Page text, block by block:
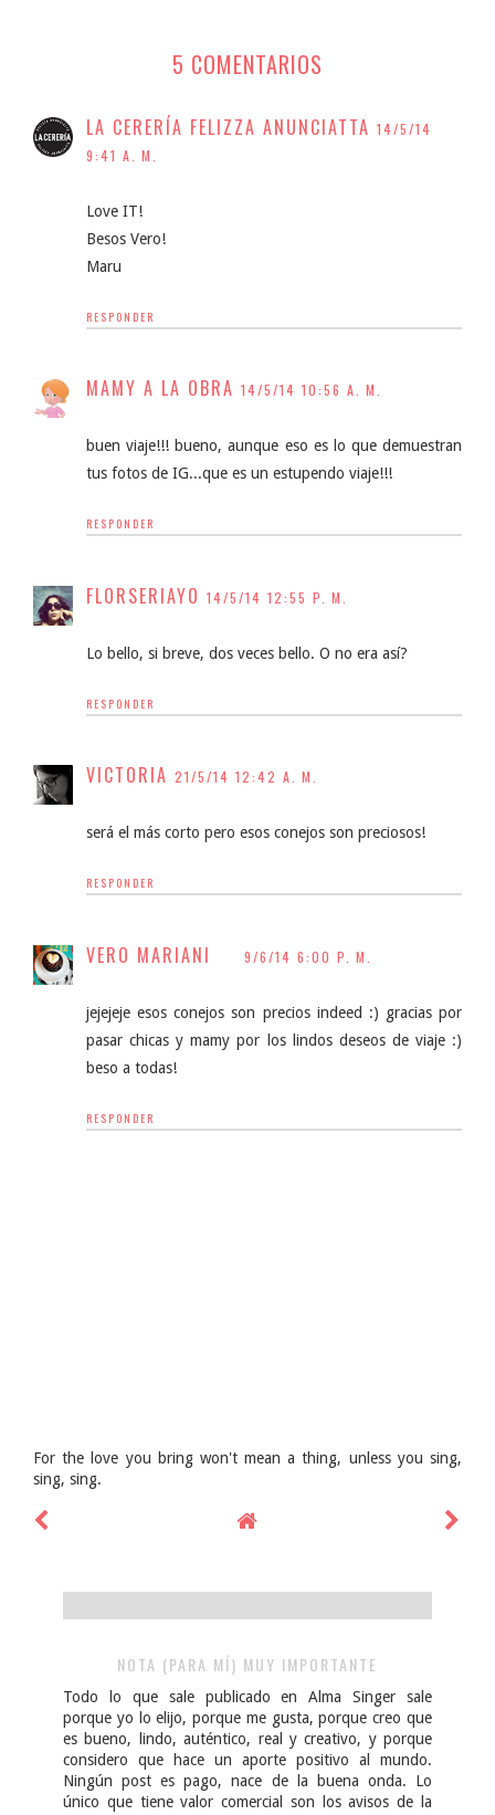
5 COMENTARIOS
LA CERERÍA FELIZZA ANUNCIATTA 14/5/14
9:41 A. M.
Love IT!
Besos Vero!
Maru
RESPONDER
MAMY A LA OBRA 14/5/14 10:56 A. M.
buen viaje!!! bueno, aunque eso es lo que demuestran
tus fotos de IG...que es un estupendo viaje!!!
RESPONDER
FLORSERIAYO 14/5/14 12:55 P. M.
Lo bello, si breve, dos veces bello. O no era así?
RESPONDER
VICTORIA 21/5/14 12:42 A. M.
será el más corto pero esos conejos son preciosos!
RESPONDER
VERO MARIANI 9/6/14 6:00 P. M.
jejejeje esos conejos son precios indeed :) gracias por
pasar chicas y mamy por los lindos deseos de viaje :)
beso a todas!
RESPONDER
For the love you bring won't mean a thing, unless you sing,
sing, sing.
NOTA (PARA MÍ) MUY IMPORTANTE
Todo lo que sale publicado en Alma Singer sale
porque yo lo elijo, porque me gusta, porque creo que
es bueno, lindo, auténtico, real y creativo, y porque
considero que hace un aporte positivo al mundo.
Ningún post es pago, nace de la buena onda. Lo
único que tiene valor comercial son los avisos de la